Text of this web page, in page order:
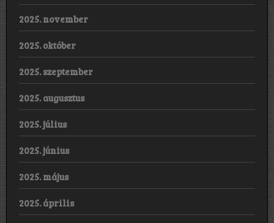
2025. november
2025. október
2025. szeptember
2025. augusztus
2025. július
2025. június
2025. május
2025. április